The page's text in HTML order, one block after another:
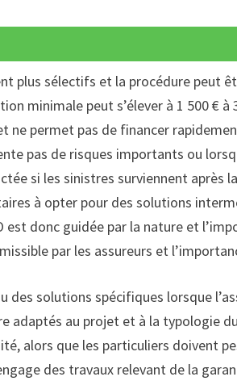
plus sélectifs et la procédure peut
minimale peut s’élever à 1 500 € à
permet pas de financer
pas de risques importants ou
si les sinistres surviennent après
à opter pour des solutions
donc guidée par la nature et
par les assureurs et
solutions spécifiques lorsque
adaptés au projet et à la typologie
alors que les particuliers doivent
des travaux relevant de la